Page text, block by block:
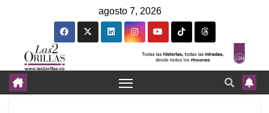
agosto 7, 2026